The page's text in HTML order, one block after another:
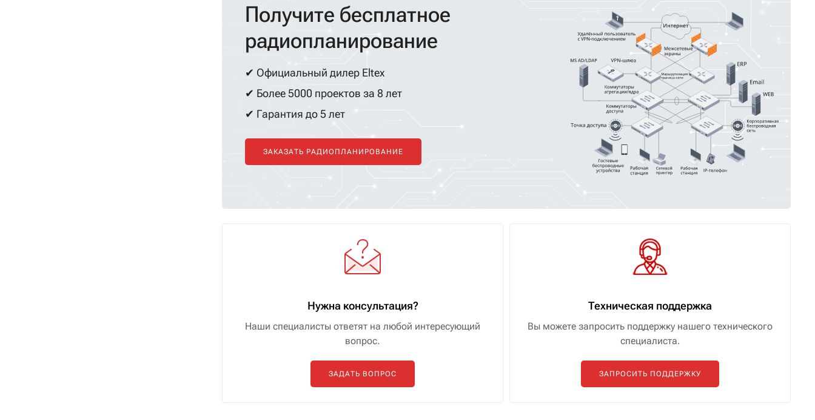
Получите бесплатное
радиопланирование
✔ Официальный дилер Eltex
✔ Более 5000 проектов за 8 лет
✔ Гарантия до 5 лет
ЗАКАЗАТЬ РАДИОПЛАНИРОВАНИЕ
Нужна консультация?
Наши специалисты ответят на любой интересующий
вопрос.
ЗАДАТЬ ВОПРОС
Техническая поддержка
Вы можете запросить поддержку нашего технического
специалиста.
ЗАПРОСИТЬ ПОДДЕРЖКУ